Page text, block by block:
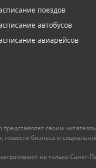
поездов
автобусов
авиарейсов
своим
бизнеса и
не только